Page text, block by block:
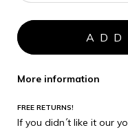
More information
FREE RETURNS!
If you didn´t like it our